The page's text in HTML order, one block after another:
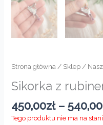
Strona główna / Sklep /
Sikorka z
450,00zł – 540,00
Tego produktu nie ma na